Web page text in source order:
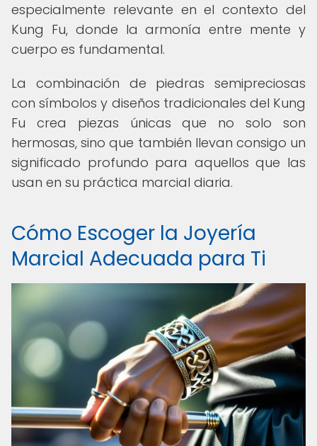
especialmente relevante en el contexto del
Kung Fu, donde la armonía entre mente y
cuerpo es fundamental.
La combinación de piedras semipreciosas
con símbolos y diseños tradicionales del Kung
Fu crea piezas únicas que no solo son
hermosas, sino que también llevan consigo un
significado profundo para aquellos que las
usan en su práctica marcial diaria.
Cómo Escoger la Joyería
Marcial Adecuada para Ti